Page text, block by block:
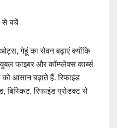
से बचें
गेहूं का सेवन बढ़ाएं क्योंकि
फाइबर और कॉम्प्लेक्स कार्ब्स
आसान बढ़ाते हैं. रिफाइंड
बिस्किट, रिफाइंड प्रोडक्ट से